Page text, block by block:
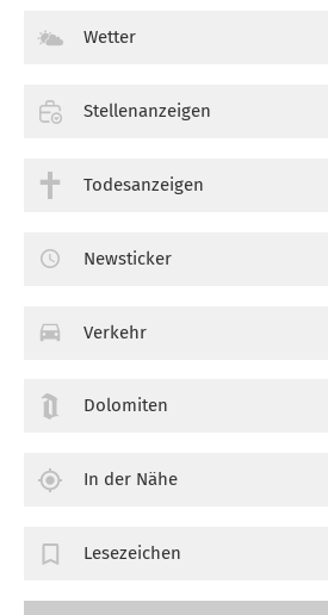
Wetter
Stellenanzeigen
Todesanzeigen
Newsticker
Verkehr
Dolomiten
In der Nähe
Lesezeichen